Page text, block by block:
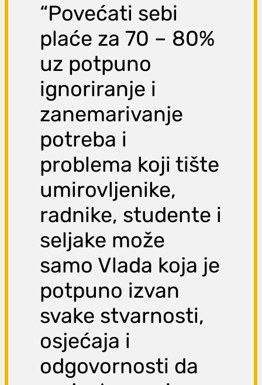
“Povećati sebi
plaće za 70 – 80%
uz potpuno
ignoriranje i
zanemarivanje
potreba i
problema koji tište
umirovljenike,
radnike, studente i
seljake može
samo Vlada koja je
potpuno izvan
svake stvarnosti,
osjećaja i
odgovornosti da